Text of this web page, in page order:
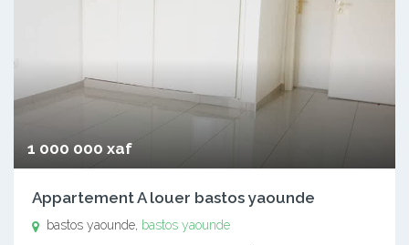
1 000 000 xaf
Appartement A louer bastos yaounde
bastos yaounde, bastos yaounde